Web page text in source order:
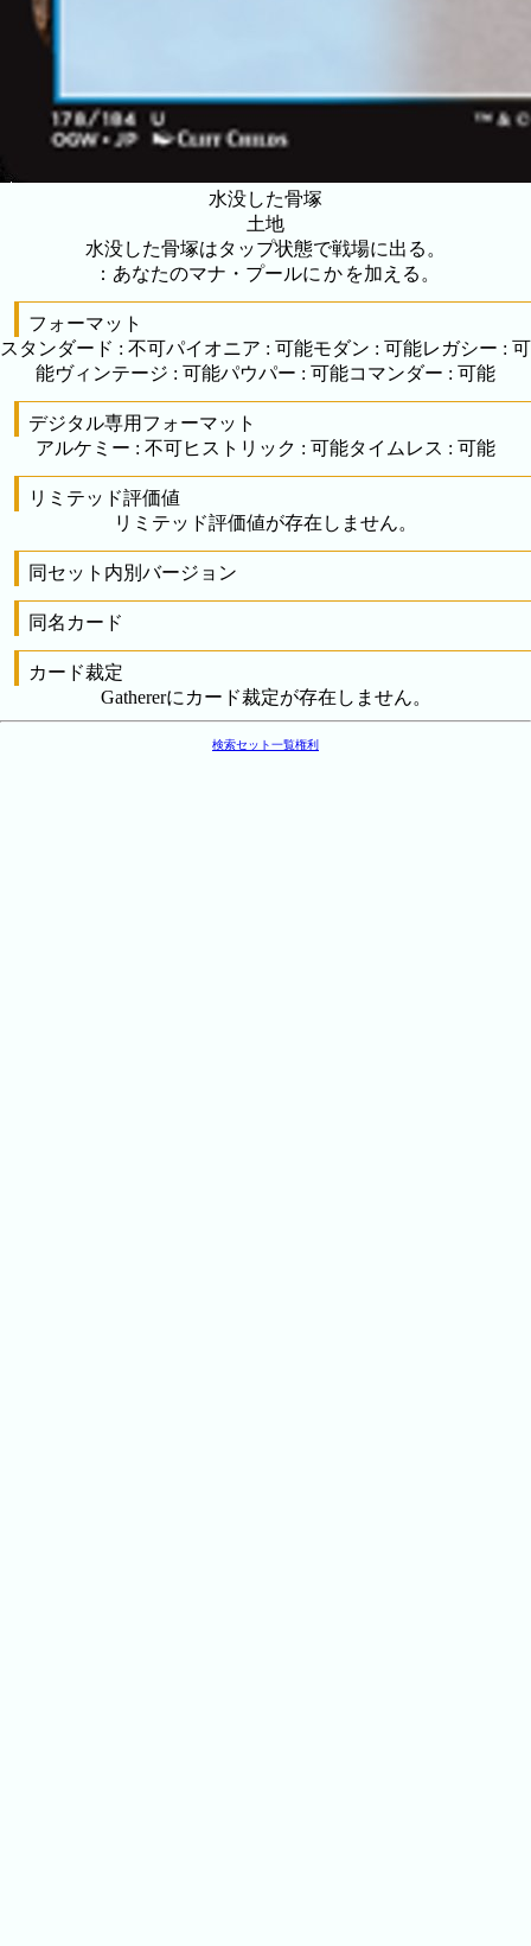
水没した骨塚
土地
水没した骨塚はタップ状態で戦場に出る。
：あなたのマナ・プールに か を加える。
フォーマット
スタンダード : 不可パイオニア : 可能モダン : 可能レガシー : 可
能ヴィンテージ : 可能パウパー : 可能コマンダー : 可能
デジタル専用フォーマット
アルケミー : 不可ヒストリック : 可能タイムレス : 可能
リミテッド評価値
リミテッド評価値が存在しません。
同セット内別バージョン
同名カード
カード裁定
Gathererにカード裁定が存在しません。
検索セット一覧権利